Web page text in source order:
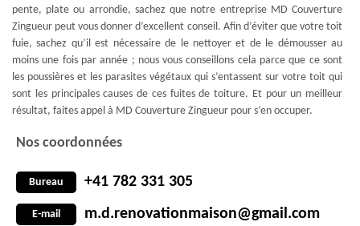
pente, plate ou arrondie, sachez que notre entreprise MD Couverture
Zingueur peut vous donner d’excellent conseil. Afin d’éviter que votre toit
fuie, sachez qu’il est nécessaire de le nettoyer et de le démousser au
moins une fois par année ; nous vous conseillons cela parce que ce sont
les poussières et les parasites végétaux qui s’entassent sur votre toit qui
sont les principales causes de ces fuites de toiture. Et pour un meilleur
résultat, faites appel à MD Couverture Zingueur pour s’en occuper.
Nos coordonnées
Bureau +41 782 331 305
E-mail m.d.renovationmaison@gmail.com